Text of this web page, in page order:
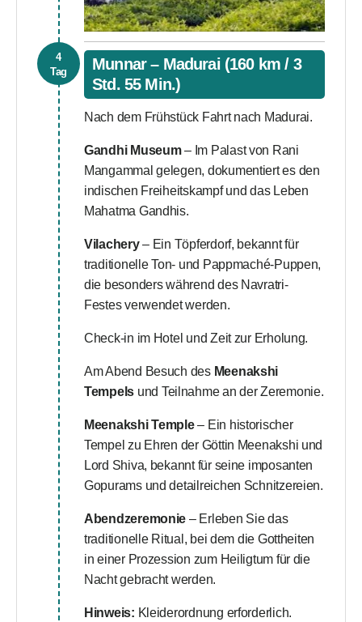
4
Tag
Munnar – Madurai (160 km / 3
Std. 55 Min.)
Nach dem Frühstück Fahrt nach Madurai.
Gandhi Museum– Im Palast von Rani
Mangammal gelegen, dokumentiert es den
indischen Freiheitskampf und das Leben
Mahatma Gandhis.
Vilachery– Ein Töpferdorf, bekannt für
traditionelle Ton- und Pappmaché-Puppen,
die besonders während des Navratri-
Festes verwendet werden.
Check-in im Hotel und Zeit zur Erholung.
Am Abend Besuch des Meenakshi
Tempels und Teilnahme an der Zeremonie.
Meenakshi Temple– Ein historischer
Tempel zu Ehren der Göttin Meenakshi und
Lord Shiva, bekannt für seine imposanten
Gopurams und detailreichen Schnitzereien.
Abendzeremonie – Erleben Sie das
traditionelle Ritual, bei dem die Gottheiten
in einer Prozession zum Heiligtum für die
Nacht gebracht werden.
Hinweis: Kleiderordnung erforderlich.